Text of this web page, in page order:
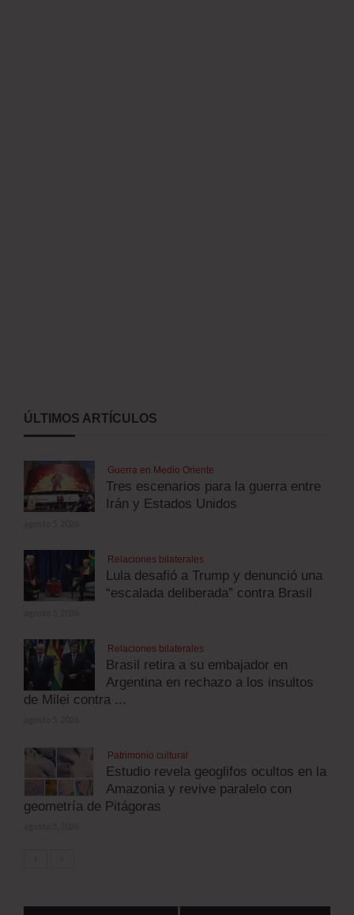
ÚLTIMOS ARTÍCULOS
Guerra en Medio Oriente
Tres escenarios para la guerra entre
Irán y Estados Unidos
Relaciones bilaterales
Lula desafió a Trump y denunció una
“escalada deliberada” contra Brasil
Relaciones bilaterales
Brasil retira a su embajador en
Argentina en rechazo a los insultos
de Milei contra ...
Patrimonio cultural
Estudio revela geoglifos ocultos en la
Amazonia y revive paralelo con
geometría de Pitágoras